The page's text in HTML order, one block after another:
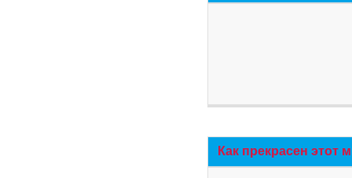
Как прекрасен этот